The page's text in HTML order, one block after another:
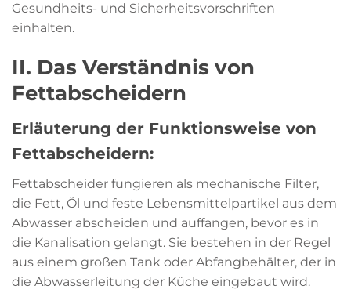
Gesundheits- und Sicherheitsvorschriften
einhalten.
II. Das Verständnis von
Fettabscheidern
Erläuterung der Funktionsweise von
Fettabscheidern:
Fettabscheider fungieren als mechanische Filter,
die Fett, Öl und feste Lebensmittelpartikel aus dem
Abwasser abscheiden und auffangen, bevor es in
die Kanalisation gelangt. Sie bestehen in der Regel
aus einem großen Tank oder Abfangbehälter, der in
die Abwasserleitung der Küche eingebaut wird.